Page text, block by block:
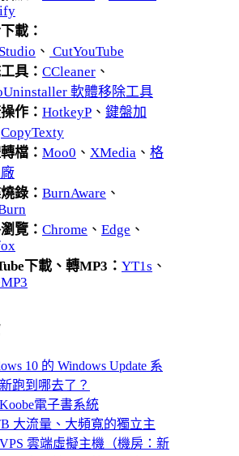
載：
、 CutYouTube
具： CCleaner 、
軟體移除工具
作： HotkeyP 、 鍵盤加
CopyTexty
檔： Moo0 、 XMedia 、 格
錄： BurnAware 、
覽： Chrome 、 Edge 、
下載、轉MP3： YT1s 、
10 的 Windows Update 系
跑到哪去了？
電子書系統
大流量、大頻寬的獨立主
雲端虛擬主機（機房：新